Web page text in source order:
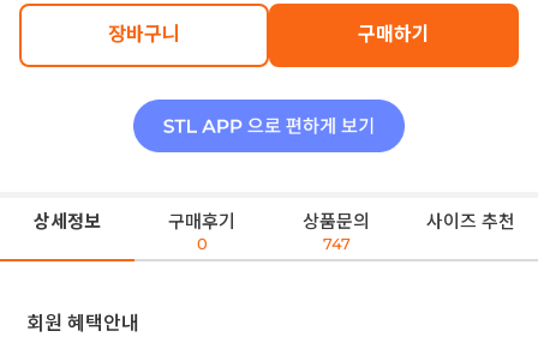
장바구니 구매하기
상세정보 구매후기
0
상품문의
747
사이즈 추천
회원 혜택안내